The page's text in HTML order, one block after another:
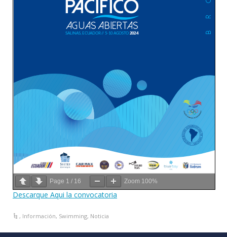
Page 1 / 16 Zoom 100%
Descarque Aqui la convocatoria
, Información, Swimming, Noticia